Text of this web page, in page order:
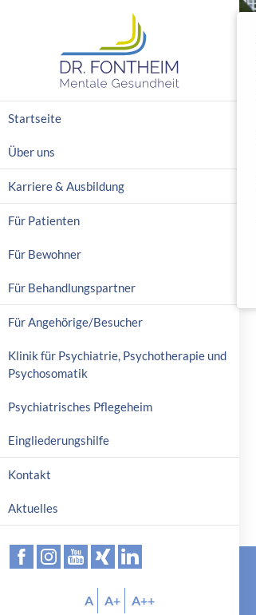
b
e
Startseite
Über uns
Karriere & Ausbildung
Für Patienten
Für Bewohner
Für Behandlungspartner
Für Angehörige/Besucher
Klinik für Psychiatrie, Psychotherapie und
Psychosomatik
Psychiatrisches Pflegeheim
Eingliederungshilfe
Kontakt
Aktuelles
A A+ A++